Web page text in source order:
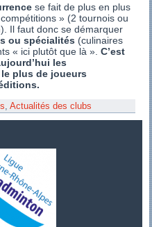
se fait de plus en plus
» (2 tournois ou
Il faut donc se démarquer
ou spécialités (culinaires
« ici plutôt que là ».C’est
les
plus de joueurs
,Actualités des clubs